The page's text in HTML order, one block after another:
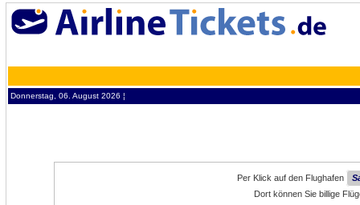
Donnerstag, 06. August 2026 ¦
Per Klick auf den Flughafen
Dort können Sie billige